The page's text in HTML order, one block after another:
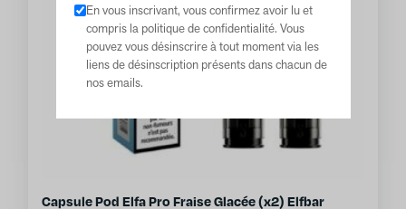
Capsule Pod Elfa Pro Fraise Glacée (x2) Elfbar
En vous inscrivant, vous confirmez avoir lu et
compris la politique de confidentialité. Vous
pouvez vous désinscrire à tout moment via les
liens de désinscription présents dans chacun de
nos emails.